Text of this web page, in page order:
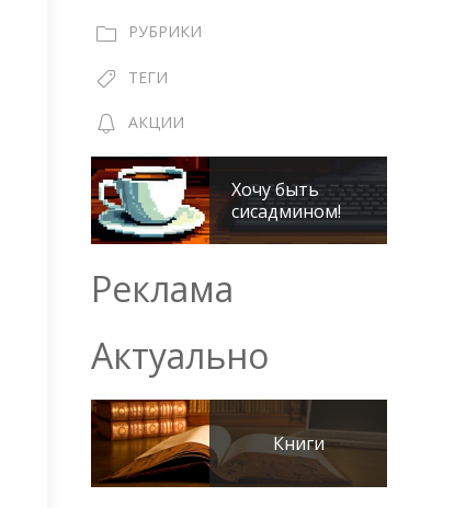
РУБРИКИ
ТЕГИ
АКЦИИ
Хочу быть
сисадмином!
Реклама
Актуально
Книги